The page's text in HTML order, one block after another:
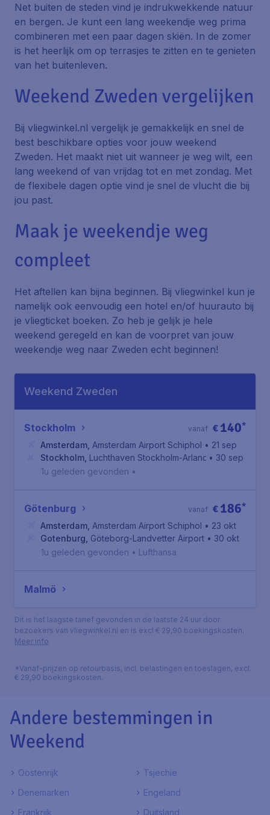
Net buiten de steden vind je indrukwekkende natuur
en bergen. Je kunt een lang weekendje weg prima
combineren met een paar dagen skiën. In de zomer
is het heerlijk om op terrasjes te zitten en te genieten
van het buitenleven.
Weekend Zweden vergelijken
Bij vliegwinkel.nl vergelijk je gemakkelijk en snel de
best beschikbare opties voor jouw weekend
Zweden. Het maakt niet uit wanneer je weg wilt, een
lang weekend of van vrijdag tot en met zondag. Met
de flexibele dagen optie vind je snel de vlucht die bij
jou past.
Maak je weekendje weg
compleet
Het aftellen kan bijna beginnen. Bij vliegwinkel kun je
namelijk ook eenvoudig een hotel en/of huurauto bij
je vliegticket boeken. Zo heb je gelijk je hele
weekend geregeld en kan de voorpret van jouw
weekendje weg naar Zweden echt beginnen!
Weekend Zweden
Stockholm € 140*
vanaf
Amsterdam Amsterdam Airport Schiphol • 21 sep
Stockholm Luchthaven Stockholm-Arlanda• 30 sep
1u geleden gevonden •
Götenburg € 186*
vanaf
Amsterdam Amsterdam Airport Schiphol • 23 okt
Gotenburg Göteborg-Landvetter Airport • 30 okt
1u geleden gevonden • Lufthansa
Malmö
Dit is het laagste tarief gevonden in de laatste 24 uur door
bezoekers van vliegwinkel.nl en is excl € 29,90 boekingskosten.
Meer info
*Vanaf-prijzen op retourbasis, incl. belastingen en toeslagen, excl.
€ 29,90 boekingskosten.
Andere bestemmingen in
Weekend
Oostenrijk
Tsjechie
Denemarken
Engeland
Frankrijk
Duitsland